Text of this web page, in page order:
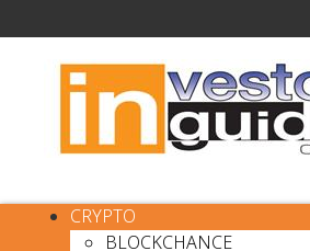
CRYPTO
BLOCKCHANCE